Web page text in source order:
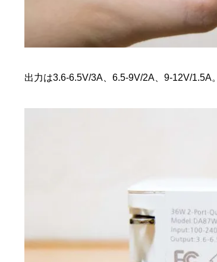
出力は3.6-6.5V/3A、6.5-9V/2A、9-12V/1.5A。